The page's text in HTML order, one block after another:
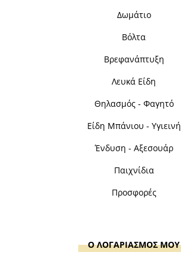
Δωμάτιο
Βόλτα
Βρεφανάπτυξη
Λευκά Είδη
Θηλασμός - Φαγητό
Είδη Μπάνιου - Υγιεινή
Ένδυση - Αξεσουάρ
Παιχνίδια
Προσφορές
Ο ΛΟΓΑΡΙΑΣΜΟΣ ΜΟΥ